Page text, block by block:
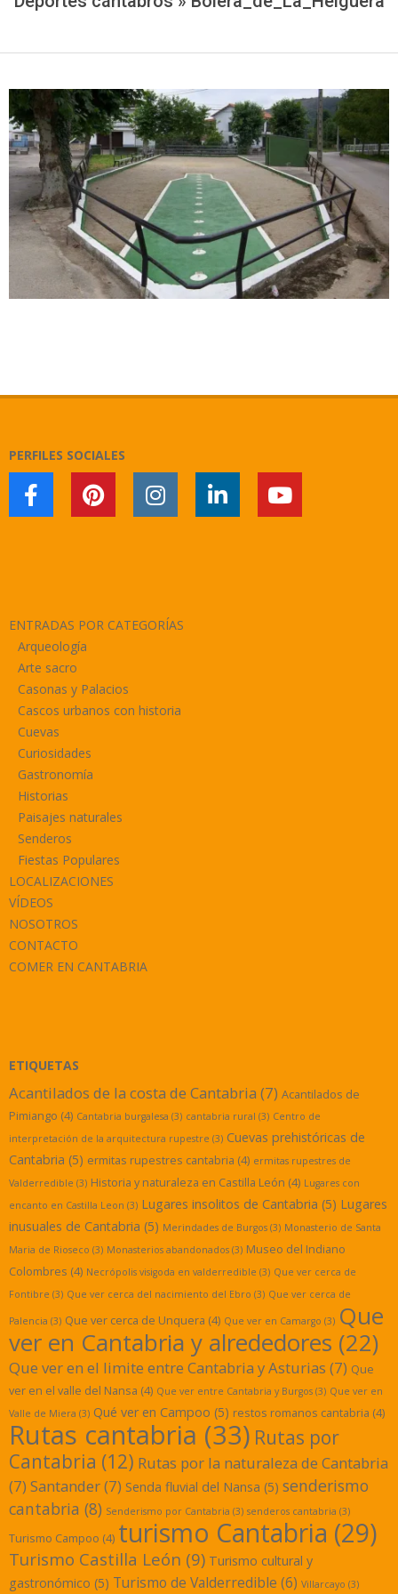
PERFILES SOCIALES
ENTRADAS POR CATEGORÍAS
Arqueología
Arte sacro
Casonas y Palacios
Cascos urbanos con historia
Cuevas
Curiosidades
Gastronomía
Historias
Paisajes naturales
Senderos
Fiestas Populares
LOCALIZACIONES
VÍDEOS
NOSOTROS
CONTACTO
COMER EN CANTABRIA
ETIQUETAS
Acantilados de la costa de Cantabria (7) Acantilados de
Pimiango (4) Cantabria burgalesa (3) cantabria rural (3) Centro de
interpretación de la arquitectura rupestre (3) Cuevas prehistóricas de
Cantabria (5) ermitas rupestres cantabria (4) ermitas rupestres de
Valderredible (3) Historia y naturaleza en Castilla León (4) Lugares con
encanto en Castilla Leon (3) Lugares insolitos de Cantabria (5) Lugares
inusuales de Cantabria (5) Merindades de Burgos (3) Monasterio de Santa
Maria de Rioseco (3) Monasterios abandonados (3) Museo del Indiano
Colombres (4) Necrópolis visigoda en valderredible (3) Que ver cerca de
Fontibre (3) Que ver cerca del nacimiento del Ebro (3) Que ver cerca de
Palencia (3) Que ver cerca de Unquera (4) Que ver en Camargo (3) Que
ver en Cantabria y alrededores (22)
Que ver en el limite entre Cantabria y Asturias (7) Que
ver en el valle del Nansa (4) Que ver entre Cantabria y Burgos (3) Que ver en
Valle de Miera (3) Qué ver en Campoo (5) restos romanos cantabria (4)
Rutas cantabria (33) Rutas por
Cantabria (12) Rutas por la naturaleza de Cantabria
(7) Santander(7) Senda fluvial del Nansa (5) senderismo
cantabria (8) Senderismo por Cantabria (3) senderos cantabria (3)
Turismo Campoo (4) turismo Cantabria (29)
Turismo Castilla León (9) Turismo cultural y
gastronómico (5) Turismo de Valderredible (6) Villarcayo (3)